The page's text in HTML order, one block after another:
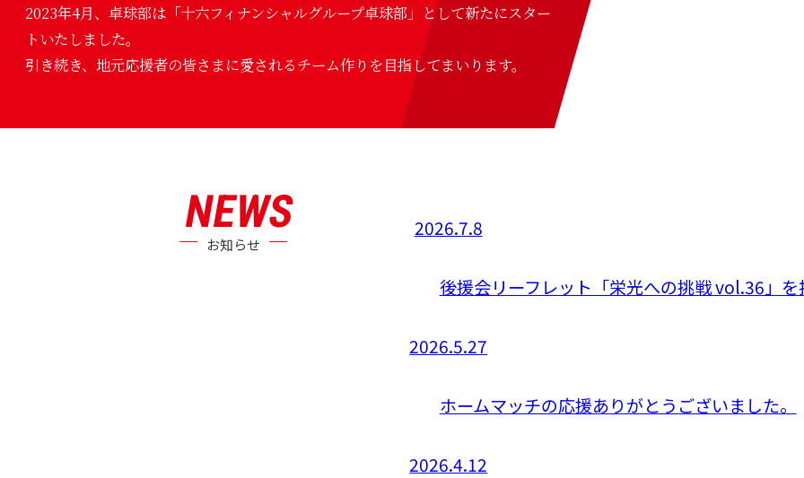
2023年4月、卓球部は「十六フィナンシャルグループ卓球部」として新たにスター
トいたしました。
引き続き、地元応援者の皆さまに愛されるチーム作りを目指してまいります。
NEWS
お知らせ
2026.7.8
後援会リーフレット「栄光への挑戦 vol.36」を
2026.5.27
ホームマッチの応援ありがとうございました。
2026.4.12